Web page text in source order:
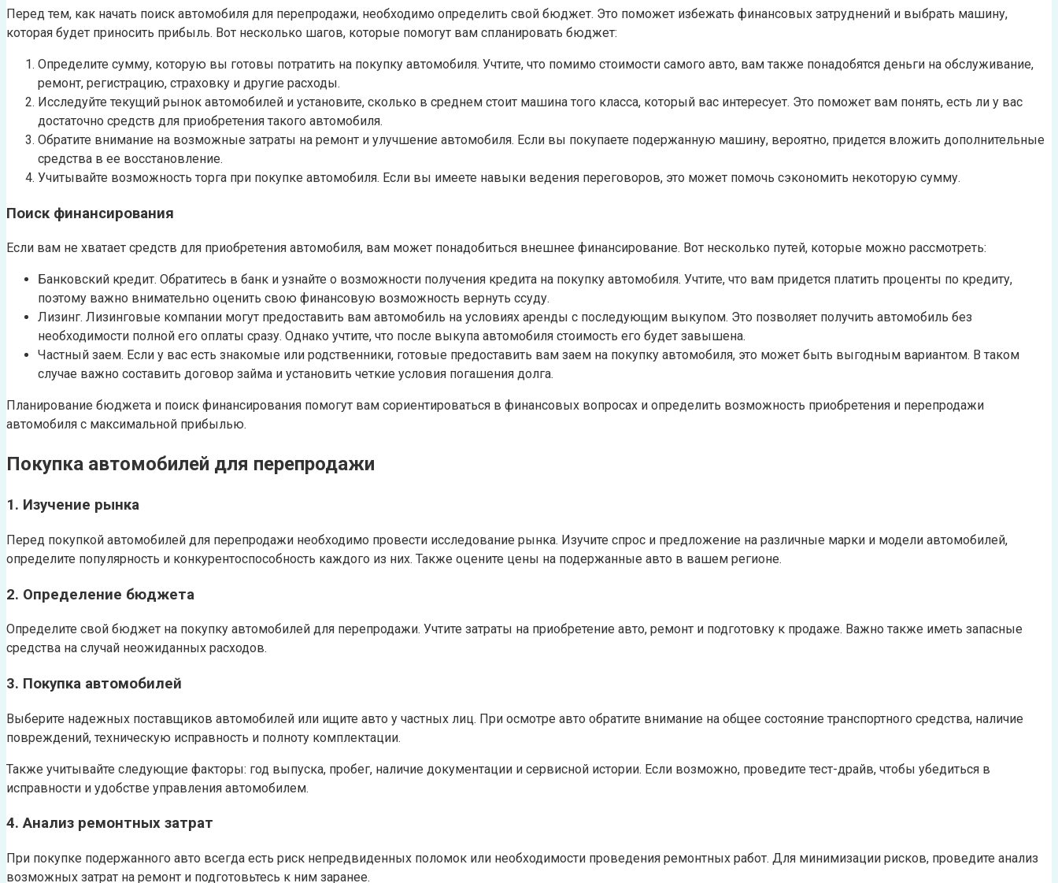
Перед тем, как начать поиск автомобиля для перепродажи, необходимо определить свой бюджет. Это поможет избежать финансовых затруднений и выбрать машину,
которая будет приносить прибыль. Вот несколько шагов, которые помогут вам спланировать бюджет:
Определите сумму, которую вы готовы потратить на покупку автомобиля. Учтите, что помимо стоимости самого авто, вам также понадобятся деньги на обслуживание,
ремонт, регистрацию, страховку и другие расходы.
Исследуйте текущий рынок автомобилей и установите, сколько в среднем стоит машина того класса, который вас интересует. Это поможет вам понять, есть ли у вас
достаточно средств для приобретения такого автомобиля.
Обратите внимание на возможные затраты на ремонт и улучшение автомобиля. Если вы покупаете подержанную машину, вероятно, придется вложить дополнительные
средства в ее восстановление.
Учитывайте возможность торга при покупке автомобиля. Если вы имеете навыки ведения переговоров, это может помочь сэкономить некоторую сумму.
Поиск финансирования
Если вам не хватает средств для приобретения автомобиля, вам может понадобиться внешнее финансирование. Вот несколько путей, которые можно рассмотреть:
Банковский кредит. Обратитесь в банк и узнайте о возможности получения кредита на покупку автомобиля. Учтите, что вам придется платить проценты по кредиту,
поэтому важно внимательно оценить свою финансовую возможность вернуть ссуду.
Лизинг. Лизинговые компании могут предоставить вам автомобиль на условиях аренды с последующим выкупом. Это позволяет получить автомобиль без
необходимости полной его оплаты сразу. Однако учтите, что после выкупа автомобиля стоимость его будет завышена.
Частный заем. Если у вас есть знакомые или родственники, готовые предоставить вам заем на покупку автомобиля, это может быть выгодным вариантом. В таком
случае важно составить договор займа и установить четкие условия погашения долга.
Планирование бюджета и поиск финансирования помогут вам сориентироваться в финансовых вопросах и определить возможность приобретения и перепродажи
автомобиля с максимальной прибылью.
Покупка автомобилей для перепродажи
1. Изучение рынка
Перед покупкой автомобилей для перепродажи необходимо провести исследование рынка. Изучите спрос и предложение на различные марки и модели автомобилей,
определите популярность и конкурентоспособность каждого из них. Также оцените цены на подержанные авто в вашем регионе.
2. Определение бюджета
Определите свой бюджет на покупку автомобилей для перепродажи. Учтите затраты на приобретение авто, ремонт и подготовку к продаже. Важно также иметь запасные
средства на случай неожиданных расходов.
3. Покупка автомобилей
Выберите надежных поставщиков автомобилей или ищите авто у частных лиц. При осмотре авто обратите внимание на общее состояние транспортного средства, наличие
повреждений, техническую исправность и полноту комплектации.
Также учитывайте следующие факторы: год выпуска, пробег, наличие документации и сервисной истории. Если возможно, проведите тест-драйв, чтобы убедиться в
исправности и удобстве управления автомобилем.
4. Анализ ремонтных затрат
При покупке подержанного авто всегда есть риск непредвиденных поломок или необходимости проведения ремонтных работ. Для минимизации рисков, проведите анализ
возможных затрат на ремонт и подготовьтесь к ним заранее.